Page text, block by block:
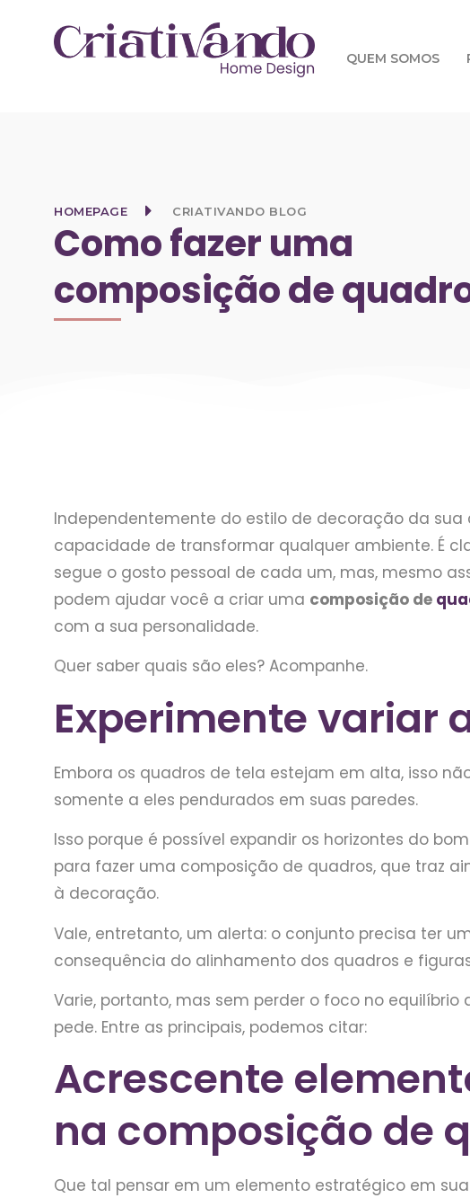
QUEM SOMOS
HOMEPAGE CRIATIVANDO BLOG
Como fazer uma
composição de
Independentemente do estilo de decoração da
capacidade de transformar qualquer ambiente. É
segue o gosto pessoal de cada um, mas, mesmo
podem ajudar você a criar uma composição de
com a sua personalidade.
Quer saber quais são eles? Acompanhe.
Experimente variar
Embora os quadros de tela estejam em alta, isso
somente a eles pendurados em suas paredes.
Isso porque é possível expandir os horizontes do
para fazer uma composição de quadros, que traz
à decoração.
Vale, entretanto, um alerta: o conjunto precisa ter
consequência do alinhamento dos quadros e
Varie, portanto, mas sem perder o foco no
pede. Entre as principais, podemos citar:
Acrescente
na composição de
Que tal pensar em um elemento estratégico em